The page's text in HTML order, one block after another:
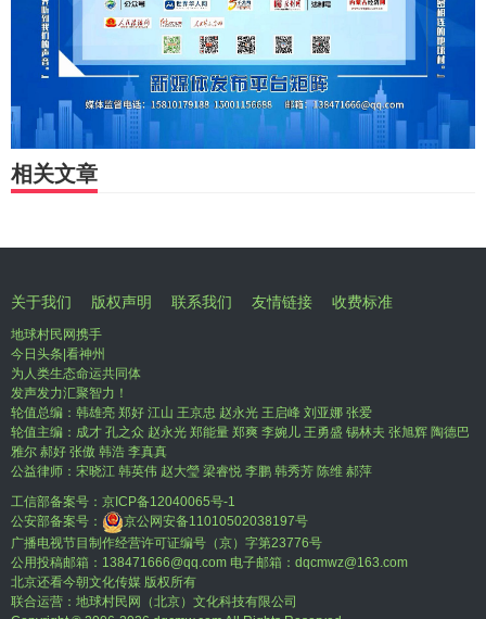
相关文章
关于我们 版权声明 联系我们 友情链接 收费标准
地球村民网携手
今日头条|看神州
为人类生态命运共同体
发声发力汇聚智力！
轮值总编：韩雄亮 郑好 江山 王京忠 赵永光 王启峰 刘亚娜 张爱
轮值主编：成才 孔之众 赵永光 郑能量 郑爽 李婉儿 王勇盛 锡林夫 张旭辉 陶德巴
雅尔 郝好 张傲 韩浩 李真真
公益律师：宋晓江 韩英伟 赵大瑩 梁睿悦 李鹏 韩秀芳 陈维 郝萍
工信部备案号： 京ICP备12040065号-1
公安部备案号：
京公网安备11010502038197号
广播电视节目制作经营许可证编号（京）字第23776号
公用投稿邮箱：138471666@qq.com 电子邮箱：dqcmwz@163.com
北京还看今朝文化传媒 版权所有
联合运营：地球村民网（北京）文化科技有限公司